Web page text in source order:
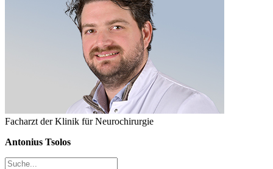
Facharzt der Klinik für Neurochirurgie
Antonius Tsolos